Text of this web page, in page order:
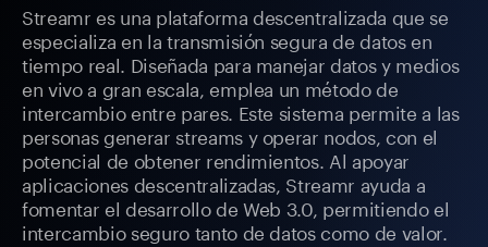
Streamr es una plataforma descentralizada que se
especializa en la transmisión segura de datos en
tiempo real. Diseñada para manejar datos y medios
en vivo a gran escala, emplea un método de
intercambio entre pares. Este sistema permite a las
personas generar streams y operar nodos, con el
potencial de obtener rendimientos. Al apoyar
aplicaciones descentralizadas, Streamr ayuda a
fomentar el desarrollo de Web 3.0, permitiendo el
intercambio seguro tanto de datos como de valor.